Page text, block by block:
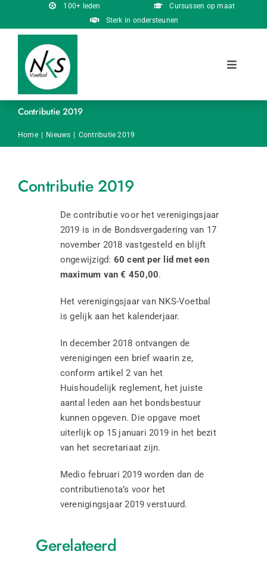
inhoud
100+ leden
Sterk in ondersteunen
Cursussen op maat
Toggle
Over ons
Nieuws
Contact
Contributie 2019
Home Nieuws Contributie 2019
Contributie 2019
De contributie voor het verenigingsjaar
2019 is in de Bondsvergadering van 17
november 2018 vastgesteld en blijft
ongewijzigd: 60 cent per lid met een
maximum van € 450,00.
Het verenigingsjaar van NKS-Voetbal
is gelijk aan het kalenderjaar.
In december 2018 ontvangen de
verenigingen een brief waarin ze,
conform artikel 2 van het
Huishoudelijk reglement, het juiste
aantal leden aan het bondsbestuur
kunnen opgeven. Die opgave moet
uiterlijk op 15 januari 2019 in het bezit
van het secretariaat zijn.
Medio februari 2019 worden dan de
contributienota’s voor het
verenigingsjaar 2019 verstuurd.
Gerelateerd
Jubileum RKVVM
Nieuws